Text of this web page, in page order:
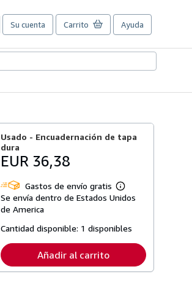
Su cuenta Carrito Ayuda
Usado - Encuadernación de tapa
dura
EUR 36,38
Gastos de envío gratis
Más
información
tarifas
envío
Se envía dentro de Estados Unidos
de America
Cantidad disponible: 1 disponibles
Añadir al carrito